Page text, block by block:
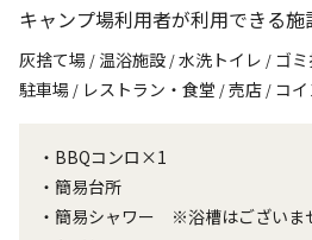
キャンプ場利用者が利用できる施
灰捨て場 / 温浴施設 /水洗トイレ / ゴ
駐車場 / レストラン・食堂 /売店 / コ
・BBQコンロ×1
・簡易台所
・簡易シャワー ※浴槽はございま